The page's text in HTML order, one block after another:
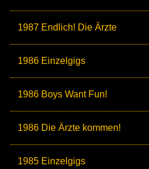
1987 Endlich! Die Ärzte
1986 Einzelgigs
1986 Boys Want Fun!
1986 Die Ärzte kommen!
1985 Einzelgigs